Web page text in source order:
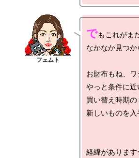
でもこれがま
なかなか見つか
お財布もね、
やっと条件に
買い替え時期
新しいものを
経緯がありま